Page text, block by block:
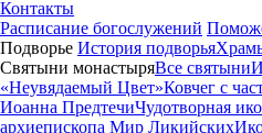
Контакты
Расписание богослужений
Подворье История подворья
Святыни монастыряВсе святыни
«Неувядаемый Цвет»Ковчег с
Иоанна ПредтечиЧудотворная
архиепископа Мир Ликийских